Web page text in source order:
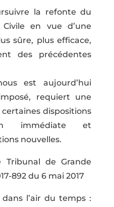
la refonte du
en vue d’une
sûre, plus efficace,
des précédentes
est aujourd’hui
requiert une
dispositions
immédiate et
nouvelles.
Tribunal de Grande
892 du 6 mai 2017
dans l’air du temps :